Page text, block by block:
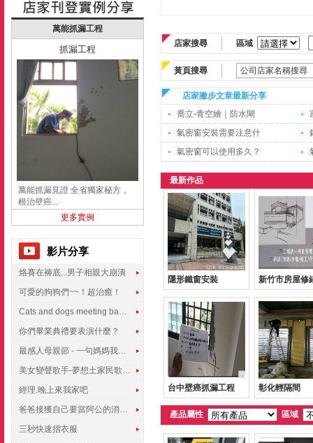
萬能抓漏工程
抓漏工程
萬能抓漏見證 全省獨家秘方，
根治壁癌...
更多實例
影片分享
烙賽在褲底...男子相親大崩潰
可愛的狗狗們~~！超治癒！
Cats and dogs meeting babies for the first time
你們畢業典禮要表演什麼？
最感人母親節 - 一句媽媽我愛你
美女變聲歌手-夢想土家民歌傳遍世界
經理.晚上來我家吧
爸爸接獲自己要當阿公的消息，反應史上最可愛!!!
三秒快速摺衣服
店家搜尋 區域
黃頁搜尋
店家撇步文章最新分享
喬立-青空繪｜防水閘
氣密窗安裝需要注意什
氣密窗可以使用多久？
最新作品
隱形鐵窗安裝 新竹市房屋修
台中壁癌抓漏工程 彰化輕隔間
產品屬性 區域